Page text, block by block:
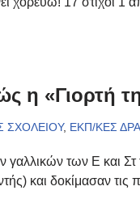
η «Γιορτή
ΣΧΟΛΕΙΟΥ, ΕΚΠ/ΚΕΣ
των Ε και
και δοκίμασαν τις